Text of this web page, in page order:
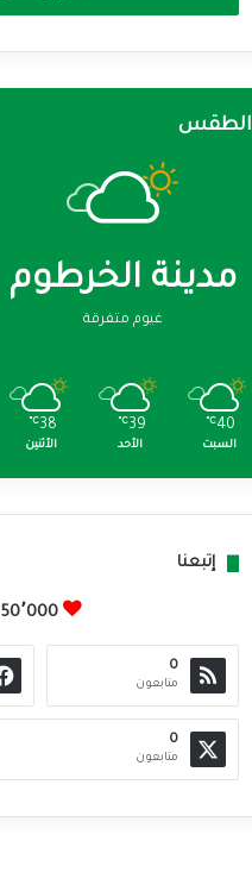
الطقس
مدينة الخرطوم
غيوم متفرقة
40
℃
السبت
39
℃
الأحد
38
℃
الأثنين
إتبعنا
50٬000
0
متابعون
0
متابعون